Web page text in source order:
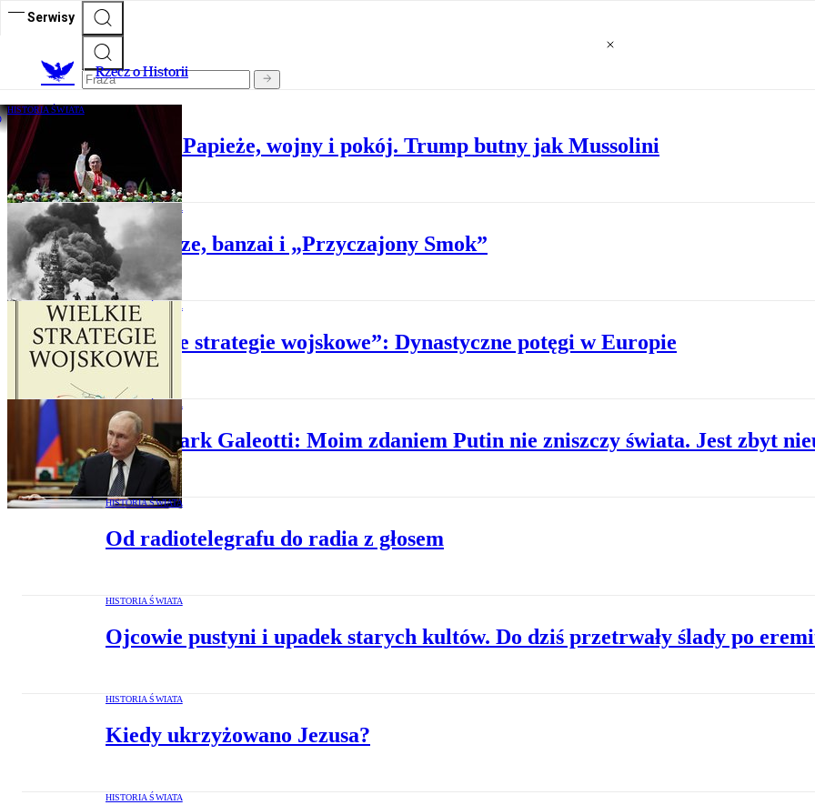
Serwisy
Rzecz o Historii
HISTORIA ŚWIATA
Paweł Łepkowski: Papieże, wojny i pokój. Trump butny jak Mussolini
HISTORIA ŚWIATA
Kamikaze, banzai i „Przyczajony Smok”
HISTORIA ŚWIATA
„Wielkie strategie wojskowe”: Dynastyczne potęgi w Europie
Prof. Mark Galeotti: Moim zdaniem Putin nie zniszczy świata. Jest zbyt
HISTORIA ŚWIATA
Od radiotelegrafu do radia z głosem
HISTORIA ŚWIATA
Ojcowie pustyni i upadek starych kultów. Do dziś przetrwały ślady po
HISTORIA ŚWIATA
Kiedy ukrzyżowano Jezusa?
HISTORIA ŚWIATA